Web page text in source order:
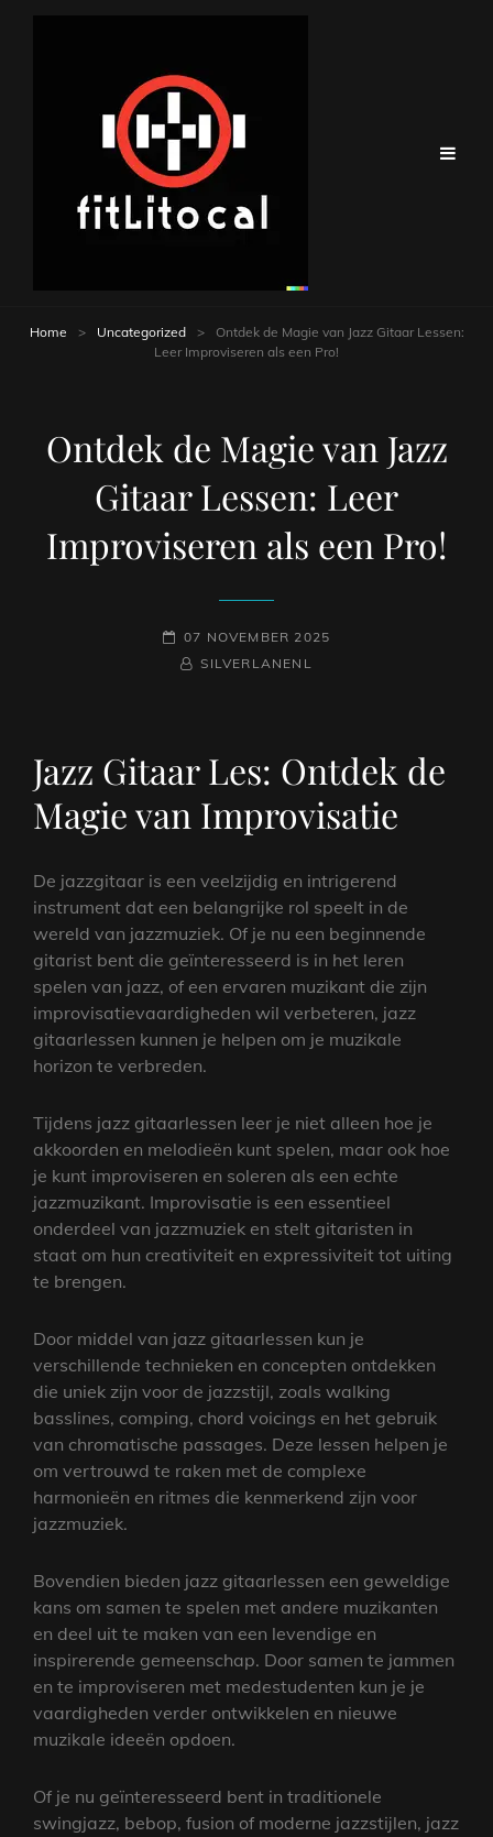
Home > Uncategorized >
Ontdek de Magie van Jazz Gitaar Lessen:
Leer Improviseren als een Pro!
Ontdek de Magie van Jazz
Gitaar Lessen: Leer
Improviseren als een Pro!
GEPLAATST
OP
07 NOVEMBER 2025
NAAMREGEL
BYLINE
SILVERLANENL
Jazz Gitaar Les: Ontdek de
Magie van Improvisatie
De jazzgitaar is een veelzijdig en intrigerend
instrument dat een belangrijke rol speelt in de
wereld van jazzmuziek. Of je nu een beginnende
gitarist bent die geïnteresseerd is in het leren
spelen van jazz, of een ervaren muzikant die zijn
improvisatievaardigheden wil verbeteren, jazz
gitaarlessen kunnen je helpen om je muzikale
horizon te verbreden.
Tijdens jazz gitaarlessen leer je niet alleen hoe je
akkoorden en melodieën kunt spelen, maar ook hoe
je kunt improviseren en soleren als een echte
jazzmuzikant. Improvisatie is een essentieel
onderdeel van jazzmuziek en stelt gitaristen in
staat om hun creativiteit en expressiviteit tot uiting
te brengen.
Door middel van jazz gitaarlessen kun je
verschillende technieken en concepten ontdekken
die uniek zijn voor de jazzstijl, zoals walking
basslines, comping, chord voicings en het gebruik
van chromatische passages. Deze lessen helpen je
om vertrouwd te raken met de complexe
harmonieën en ritmes die kenmerkend zijn voor
jazzmuziek.
Bovendien bieden jazz gitaarlessen een geweldige
kans om samen te spelen met andere muzikanten
en deel uit te maken van een levendige en
inspirerende gemeenschap. Door samen te jammen
en te improviseren met medestudenten kun je je
vaardigheden verder ontwikkelen en nieuwe
muzikale ideeën opdoen.
Of je nu geïnteresseerd bent in traditionele
swingjazz, bebop, fusion of moderne jazzstijlen, jazz